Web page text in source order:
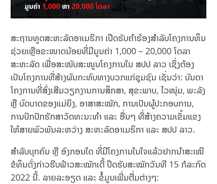
ສະຖານທູດສະຫະລັດອາເມຣິກາ ເປີດຮັບຄຳຮ້ອງສຳລັບໂຄງການທຶນ
ຊ່ວຍເຫຼືອຂະໜາດນ້ອຍທີ່ມີມູນຄ່າ 1,000 – 20,000 ໂດລາ
ສະຫະລັດ ເພື່ອສະໜັບສະໜູນໂຄງການໃນ ສປປ ລາວ ເຊິ່ງຕ້ອງ
ເປັນໂຄງການທີ່ສ້າງຜົນກະທົບທາງບວກແກ່ຊຸມຊົນ ເຊັ່ນວ່າ: ບັນດາ
ໂຄງການທີ່ສົ່ງເສີມວຽກງານການສຶກສາ, ສຸຂະພາບ, ໄວໜຸ່ມ, ພະລັງ
ຫຼື ບົດບາດຂອງແມ່ຍິງ, ອາສາສະໝັກ, ການເປັນຜູ້ປະກອບການ,
ການປົກປັກຮັກສາວັດທະນະທຳ ແລະ ອື່ນໆ ທີ່ສ້າງຄວາມເຂັ້ມແຂງ
ໃຫ້ສາຍພົວພັນລະຫວ່າງ ສະຫະລັດອາເມຣິກາ ແລະ ສປປ ລາວ.
ສຳລັບບຸກຄົນ ຫຼື ອົງກອນໃດ ທີ່ມີໂຄງການໃນໃຈແລ້ວຢາກນຳສະເໜີ
ຂໍທຶນດັ່ງກ່າວຮີບຟ້າວສະໝັກເດີ້ ປິດຮັບສະໝັກວັນທີ 15 ກໍລະກົດ
2022 ນີ້. ລາຍລະອຽດ ແລະ ຂໍ້ມູນເພີ່ມຕື່ມຕ່າງໆ: